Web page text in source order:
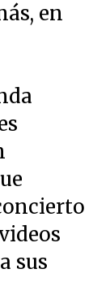
en
sus